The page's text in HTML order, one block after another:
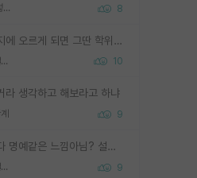
근데 여기는 왜 그렇게 SPK를 물어보는거임? 8
그런거 받을 경지에 오르게 되면 그딴 학위명이 필요없음
우리나라도 학구 열풍보면 Higher Doctorate 학위가 필요하다고 봅니다. 10
라 생각하고 해보라고 하냐
9
있는 나라들도 다 명예같은 느낌아님? 설마 박사끼리 등급나눠서 학위수여하자 같은 헛소리는 아니지? ㅋㅋ
우리나라도 학구 열풍보면 Higher Doctorate 학위가 필요하다고 봅니다. 9